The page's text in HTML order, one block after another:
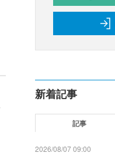
新着記事
記事
2026/08/07 09:00